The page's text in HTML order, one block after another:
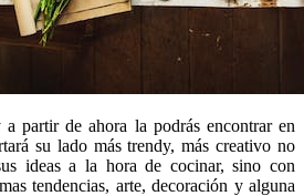
partir de ahora la podrás encontrar en
su lado más trendy, más creativo no
ideas a la hora de cocinar, sino con
tendencias, arte, decoración y alguna